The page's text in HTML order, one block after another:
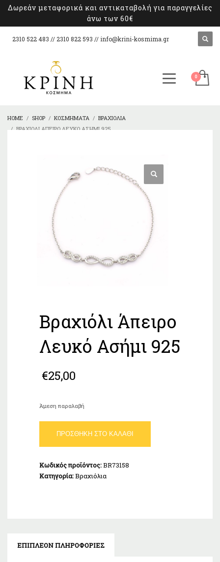
Δωρεάν μεταφορικά και αντικαταβολή για παραγγελίες
άνω των 60€
2310 522 483 // 2310 822 593 // info@krini-kosmima.gr
HOME SHOP ΚΟΣΜΉΜΑΤΑ
ΒΡΑΧΙΌΛΙΑ
ΒΡΑΧΙΌΛΙ ΆΠΕΙΡΟ ΛΕΥΚΌ ΑΣΉΜΙ 925
Βραχιόλι Άπειρο
Λευκό Ασήμι 925
€25,00
Άμεση παραλαβή
Άπειρο
Λευκό
925
ποσότητα
ΠΡΟΣΘΉΚΗ ΣΤΟ ΚΑΛΆΘΙ
Κωδικός προϊόντος:BR73158
Κατηγορία:Βραχιόλια
ΕΠΙΠΛΈΟΝ ΠΛΗΡΟΦΟΡΊΕΣ